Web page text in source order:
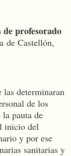
profesorado
de Castellón,
las determinaran
de los
pauta de
inicio del
y por ese
sanitarias y